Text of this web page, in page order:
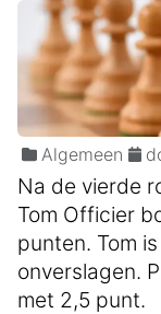
Algemeen
Na de vierde
Tom Officier
punten. Tom
onverslagen.
met 2,5 punt.